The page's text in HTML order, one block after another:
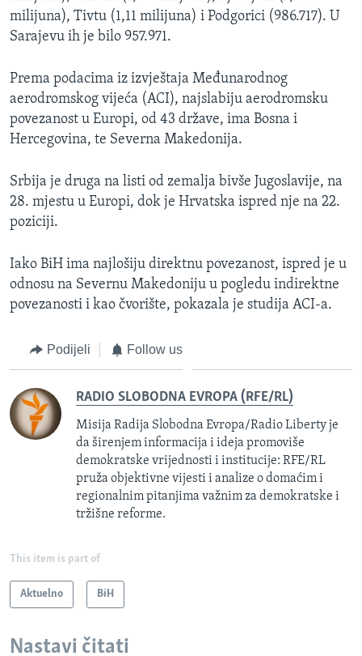
milijuna), Tivtu (1,11 milijuna) i Podgorici (986.717). U
Sarajevu ih je bilo 957.971.
Prema podacima iz izvještaja Međunarodnog
aerodromskog vijeća (ACI), najslabiju aerodromsku
povezanost u Europi, od 43 države, ima Bosna i
Hercegovina, te Severna Makedonija.
Srbija je druga na listi od zemalja bivše Jugoslavije, na
28. mjestu u Europi, dok je Hrvatska ispred nje na 22.
poziciji.
Iako BiH ima najlošiju direktnu povezanost, ispred je u
odnosu na Severnu Makedoniju u pogledu indirektne
povezanosti i kao čvorište, pokazala je studija ACI-a.
Podijeli Follow us
RADIO SLOBODNA EVROPA (RFE/RL)
Misija Radija Slobodna Evropa/Radio Liberty je
da širenjem informacija i ideja promoviše
demokratske vrijednosti i institucije: RFE/RL
pruža objektivne vijesti i analize o domaćim i
regionalnim pitanjima važnim za demokratske i
tržišne reforme.
This item is part of
Aktuelno BiH
Nastavi čitati